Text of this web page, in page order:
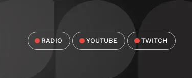
RADIO YOUTUBE TWITCH